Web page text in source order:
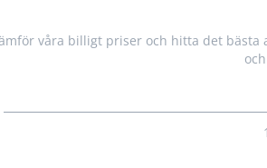
våra billigt priser och hitta det bästa